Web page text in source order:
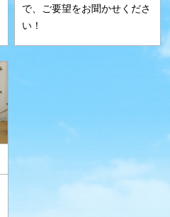
で、ご要望をお聞かせくださ
い！